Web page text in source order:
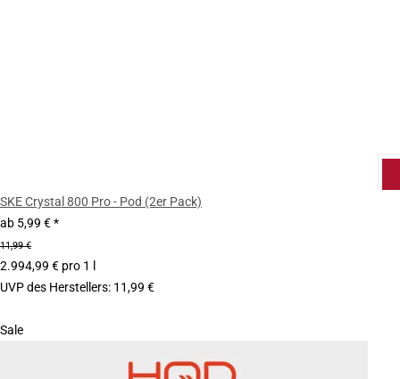
SKE Crystal 800 Pro - Pod (2er Pack)
ab 5,99 €*
11,99 €
2.994,99 € pro 1 l
UVP des Herstellers: 11,99 €
Sale